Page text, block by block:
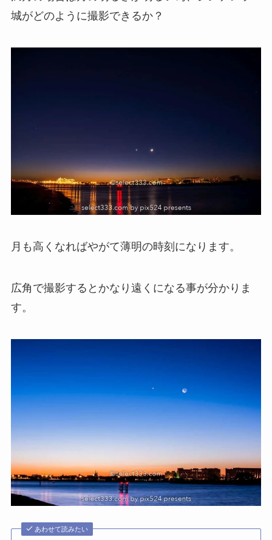
城がどのように撮影できるか？
月も高くなればやがて薄明の時刻になります。
広角で撮影するとかなり遠くになる事が分かりま
す。
あわせて読みたい